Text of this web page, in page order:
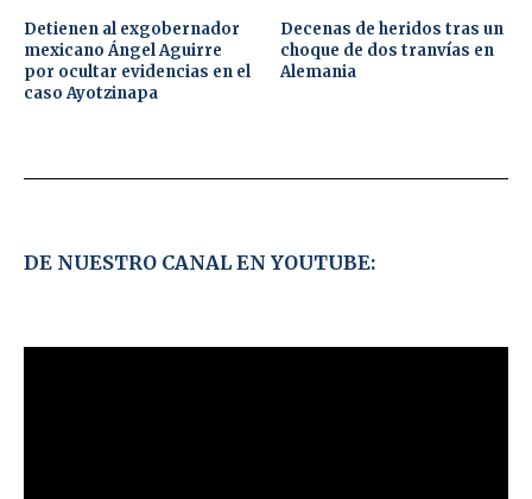
Detienen al exgobernador
mexicano Ángel Aguirre
por ocultar evidencias en el
caso Ayotzinapa
Decenas de heridos tras un
choque de dos tranvías en
Alemania
DE NUESTRO CANAL EN YOUTUBE: